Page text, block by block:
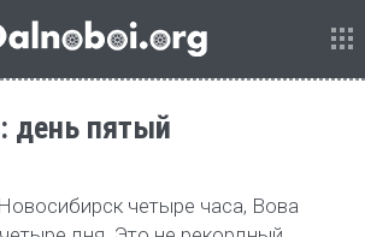
день пятый
четыре часа, Вова